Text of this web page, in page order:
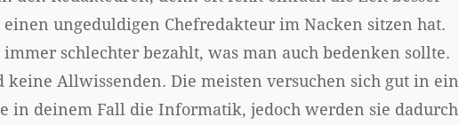
ungeduldigen Chefredakteur im Nacken sitzen hat.
schlechter bezahlt, was man auch bedenken sollte.
keine Allwissenden. Die meisten versuchen sich gut in ein
in deinem Fall die Informatik, jedoch werden sie dadurch